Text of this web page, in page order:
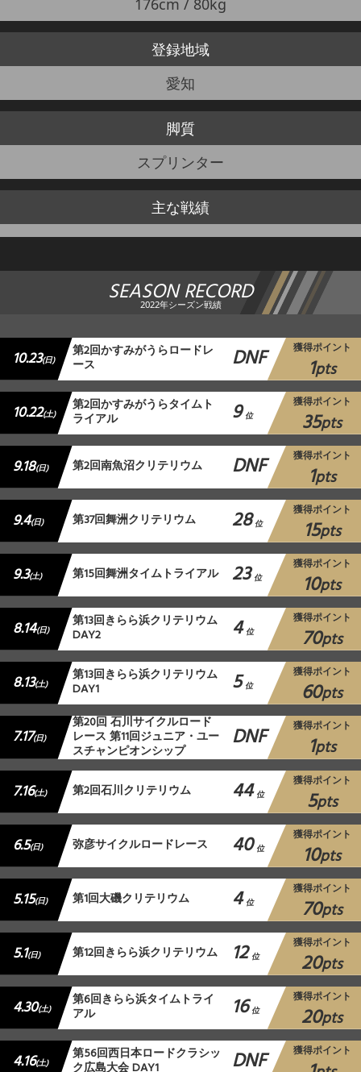
176cm / 80kg
登録地域
愛知
脚質
スプリンター
主な戦績
SEASON RECORD
2022年シーズン戦績
10.23(日) 第2回かすみがうらロードレ
ース DNF 獲得ポイント
1pts
10.22(土) 第2回かすみがうらタイムト
ライアル 9 位
獲得ポイント
35pts
9.18(日) 第2回南魚沼クリテリウム DNF 獲得ポイント
1pts
9.4(日) 第37回舞洲クリテリウム 28 位
獲得ポイント
15pts
9.3(土) 第15回舞洲タイムトライアル 23 位
獲得ポイント
10pts
8.14(日) 第13回きらら浜クリテリウム
DAY2 4 位
獲得ポイント
70pts
8.13(土) 第13回きらら浜クリテリウム
DAY1 5 位
獲得ポイント
60pts
7.17(日)
第20回 石川サイクルロード
レース 第11回ジュニア・ユー
スチャンピオンシップ DNF 獲得ポイント
1pts
7.16(土) 第2回石川クリテリウム 44 位
獲得ポイント
5pts
6.5(日) 弥彦サイクルロードレース 40 位
獲得ポイント
10pts
5.15(日) 第1回大磯クリテリウム 4 位
獲得ポイント
70pts
5.1(日) 第12回きらら浜クリテリウム 12 位
獲得ポイント
20pts
4.30(土) 第6回きらら浜タイムトライ
アル 16 位
獲得ポイント
20pts
4.16(土) 第56回西日本ロードクラシッ DNF 獲得ポイント